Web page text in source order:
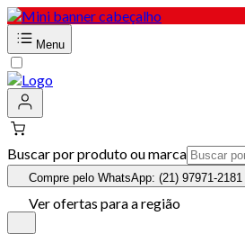
Menu
Buscar por produto ou marca
Compre pelo WhatsApp: (21) 97971-2181
Ver ofertas para a região